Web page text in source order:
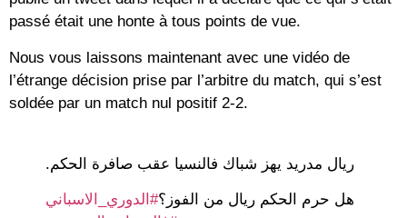
passé était une honte à tous points de vue.
Nous vous laissons maintenant avec une vidéo de
l’étrange décision prise par l’arbitre du match, qui s’est
soldée par un match nul positif 2-2.
ريال مدريد يهز شباك فالنسيا عقب صافرة الحكم.
هل حرم الحكم ريال من الفوز؟#الدوري_الاسباني